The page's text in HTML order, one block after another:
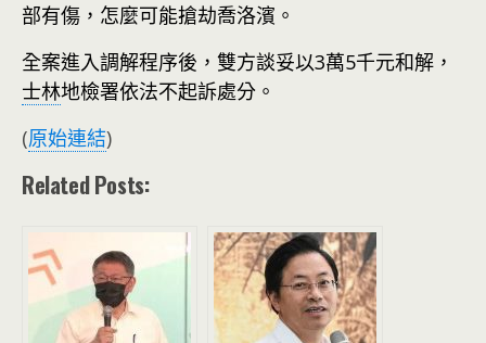
部有傷，怎麼可能搶劫喬洛濱。
全案進入調解程序後，雙方談妥以3萬5千元和解，
士林地檢署依法不起訴處分。
(原始連結)
Related Posts: